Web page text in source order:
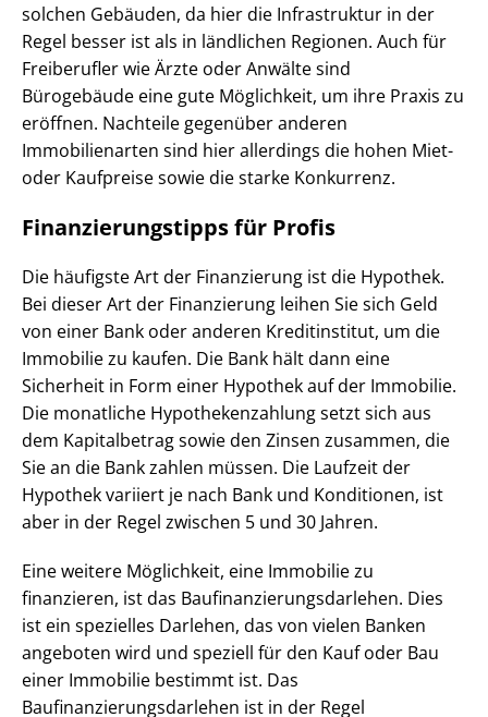
solchen Gebäuden, da hier die Infrastruktur in der
Regel besser ist als in ländlichen Regionen. Auch für
Freiberufler wie Ärzte oder Anwälte sind
Bürogebäude eine gute Möglichkeit, um ihre Praxis zu
eröffnen. Nachteile gegenüber anderen
Immobilienarten sind hier allerdings die hohen Miet-
oder Kaufpreise sowie die starke Konkurrenz.
Finanzierungstipps für Profis
Die häufigste Art der Finanzierung ist die Hypothek.
Bei dieser Art der Finanzierung leihen Sie sich Geld
von einer Bank oder anderen Kreditinstitut, um die
Immobilie zu kaufen. Die Bank hält dann eine
Sicherheit in Form einer Hypothek auf der Immobilie.
Die monatliche Hypothekenzahlung setzt sich aus
dem Kapitalbetrag sowie den Zinsen zusammen, die
Sie an die Bank zahlen müssen. Die Laufzeit der
Hypothek variiert je nach Bank und Konditionen, ist
aber in der Regel zwischen 5 und 30 Jahren.
Eine weitere Möglichkeit, eine Immobilie zu
finanzieren, ist das Baufinanzierungsdarlehen. Dies
ist ein spezielles Darlehen, das von vielen Banken
angeboten wird und speziell für den Kauf oder Bau
einer Immobilie bestimmt ist. Das
Baufinanzierungsdarlehen ist in der Regel